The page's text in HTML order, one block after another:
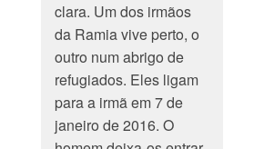
clara. Um dos irmãos
da Ramia vive perto, o
outro num abrigo de
refugiados. Eles ligam
para a irmã em 7 de
janeiro de 2016. O